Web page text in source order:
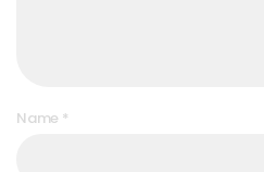
Name *